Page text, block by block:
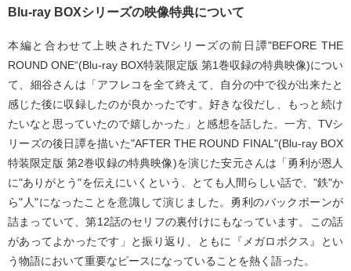
Blu-ray BOXシリーズの映像特典について
本編と合わせて上映されたTVシリーズの前日譚"BEFORE THE
ROUND ONE“(Blu-ray BOX特装限定版 第1巻収録の特典映像)につい
て、細谷さんは「アフレコを全て終えて、自分の中で役が出来たと
感じた後に収録したのが良かったです。好きな役だし、もっと続け
たいなと思っていたので嬉しかった」と感想を話した。一方、TVシ
リーズの後日譚を描いた"AFTER THE ROUND FINAL"(Blu-ray BOX
特装限定版 第2巻収録の特典映像)を演じた安元さんは「勇利が恩人
に"ありがとう"を伝えにいくという、とても人間らしい話で、"鉄"か
ら"人"になったことを意識して演じました。勇利のバックボーンが
詰まっていて、第12話のセリフの裏付けにもなっています。この話
があってよかったです」と振り返り、ともに『メガロボクス』とい
う物語において重要なピースになっていることを熱く語った。